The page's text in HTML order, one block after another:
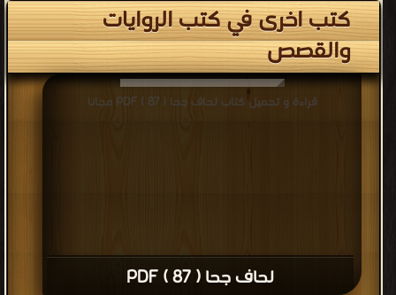
كتب اخرى في كتب الروايات
والقصص
لحاف جحا ( 87 ) PDF
قراءة و تحميل كتاب لحاف جحا ( 87 ) PDF مجانا